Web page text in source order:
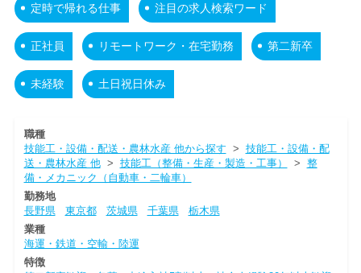
定時で帰れる仕事 注目の求人検索ワード
正社員 リモートワーク・在宅勤務 第二新卒
未経験 土日祝日休み
職種
技能工・設備・配送・農林水産 他から探す > 技能工・設備・配
送・農林水産 他> 技能工（整備・生産・製造・工事） > 整
備・メカニック（自動車・二輪車）
勤務地
長野県
東京都 茨城県 千葉県
栃木県
業種
海運・鉄道・空輸・陸運
特徴